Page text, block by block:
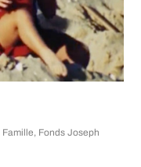
Famille, Fonds Joseph